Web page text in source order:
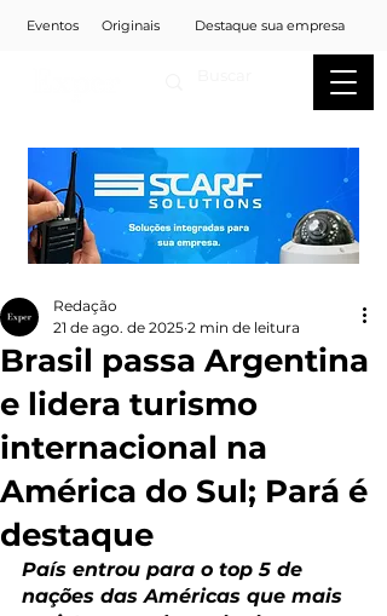
Eventos Originais Destaque sua empresa
Brasil passa Argentina
e lidera turismo
internacional na
América do Sul; Pará é
destaque
Redação
21 de ago. de 2025 2 min de leitura
País entrou para o top 5 de
nações das Américas que mais